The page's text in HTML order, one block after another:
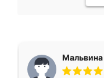
Мальвина